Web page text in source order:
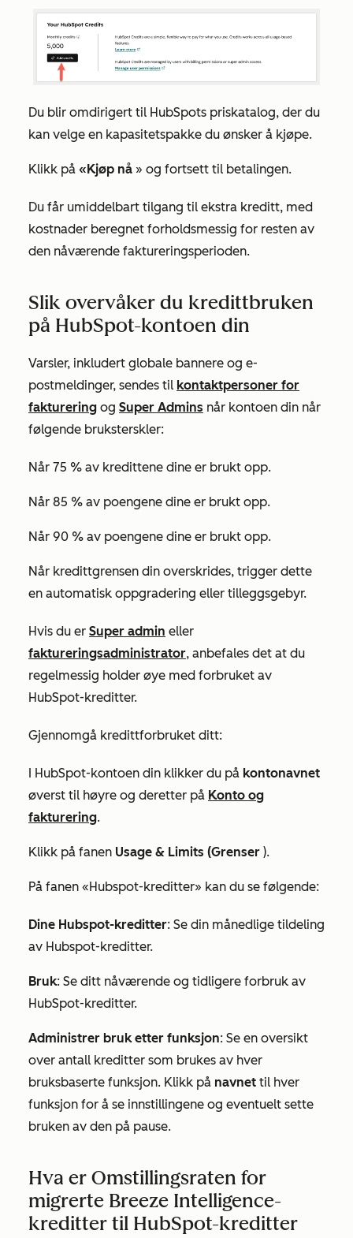
Du blir omdirigert til HubSpots priskatalog, der du
kan velge en kapasitetspakke du ønsker å kjøpe.
Klikk på «Kjøp nå » og fortsett til betalingen.
Du får umiddelbart tilgang til ekstra kreditt, med
kostnader beregnet forholdsmessig for resten av
den nåværende faktureringsperioden.
Slik overvåker du kredittbruken
på HubSpot-kontoen din
Varsler, inkludert globale bannere og e-
postmeldinger, sendes til kontaktpersoner for
fakturering og Super Admins når kontoen din når
følgende bruksterskler:
Når 75 % av kredittene dine er brukt opp.
Når 85 % av poengene dine er brukt opp.
Når 90 % av poengene dine er brukt opp.
Når kredittgrensen din overskrides, trigger dette
en automatisk oppgradering eller tilleggsgebyr.
Hvis du er Super admin eller
faktureringsadministrator, anbefales det at du
regelmessig holder øye med forbruket av
HubSpot-kreditter.
Gjennomgå kredittforbruket ditt:
I HubSpot-kontoen din klikker du på kontonavnet
øverst til høyre og deretter på Konto og
fakturering.
Klikk på fanen Usage & Limits (Grenser ).
På fanen «Hubspot-kreditter» kan du se følgende:
Dine Hubspot-kreditter: Se din månedlige tildeling
av Hubspot-kreditter.
Bruk: Se ditt nåværende og tidligere forbruk av
HubSpot-kreditter.
Administrer bruk etter funksjon: Se en oversikt
over antall kreditter som brukes av hver
bruksbaserte funksjon. Klikk på navnet til hver
funksjon for å se innstillingene og eventuelt sette
bruken av den på pause.
Hva er Omstillingsraten for
migrerte Breeze Intelligence-
kreditter til HubSpot-kreditter